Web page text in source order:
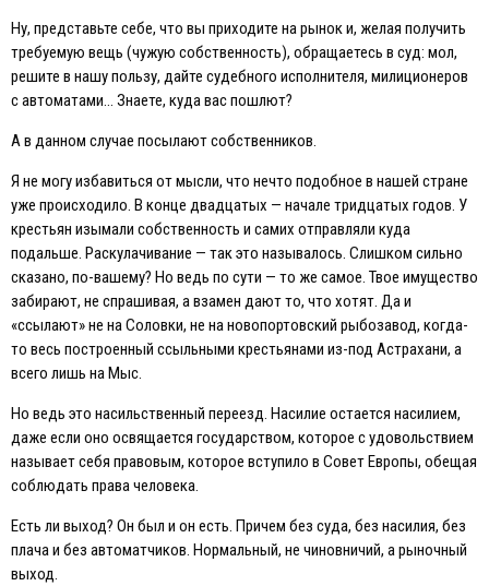
Ну, представьте себе, что вы приходите на рынок и, желая получить
требуемую вещь (чужую собственность), обращаетесь в суд: мол,
решите в нашу пользу, дайте судебного исполнителя, милиционеров
с автоматами… Знаете, куда вас пошлют?
А в данном случае посылают собственников.
Я не могу избавиться от мысли, что нечто подобное в нашей стране
уже происходило. В конце двадцатых — начале тридцатых годов. У
крестьян изымали собственность и самих отправляли куда
подальше. Раскулачивание — так это называлось. Слишком сильно
сказано, по-вашему? Но ведь по сути — то же самое. Твое имущество
забирают, не спрашивая, а взамен дают то, что хотят. Да и
«ссылают» не на Соловки, не на новопортовский рыбозавод, когда-
то весь построенный ссыльными крестьянами из-под Астрахани, а
всего лишь на Мыс.
Но ведь это насильственный переезд. Насилие остается насилием,
даже если оно освящается государством, которое с удовольствием
называет себя правовым, которое вступило в Совет Eвропы, обещая
соблюдать права человека.
Eсть ли выход? Он был и он есть. Причем без суда, без насилия, без
плача и без автоматчиков. Нормальный, не чиновничий, а рыночный
выход.